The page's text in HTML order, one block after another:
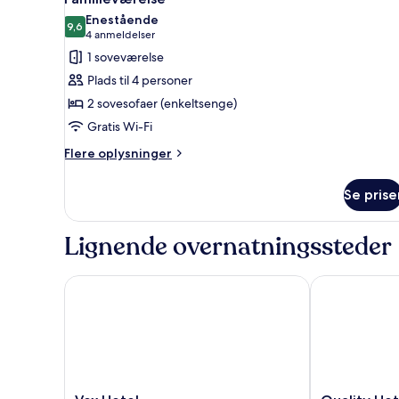
alle
billeder
af
Familieværelse
9,69,6 ud af 10
Enestående
4 anmeldelser
(4
anmeldelser)
1 soveværelse
Plads til 4 personer
2 sovesofaer (enkeltsenge)
Gratis Wi-Fi
Flere oplysninger
Flere
Se
Lignende overnatningssteder
Vox Hotel Quality Hotel